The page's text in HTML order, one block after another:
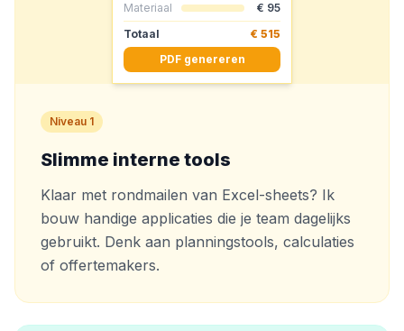
Materiaal
€ 95
Totaal
€ 515
PDF genereren
Niveau 1
Slimme interne tools
Klaar met rondmailen van Excel-sheets? Ik
bouw handige applicaties die je team dagelijks
gebruikt. Denk aan planningstools, calculaties
of offertemakers.